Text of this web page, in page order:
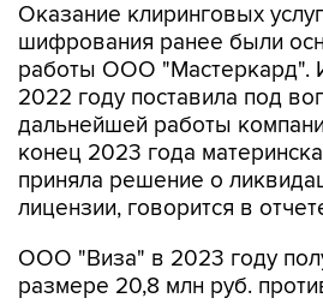
Оказание клиринговых
шифрования ранее были
работы ООО "Мастеркард".
2022 году поставила под
дальнейшей работы
конец 2023 года
приняла решение о
лицензии, говорится в
ООО "Виза" в 2023 году
размере 20,8 млн руб.